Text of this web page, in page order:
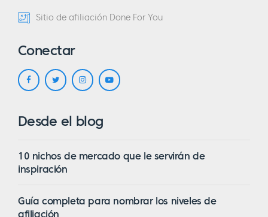
Sitio de afiliación Done For You
Conectar
Desde el blog
10 nichos de mercado que le servirán de
inspiración
Guía completa para nombrar los niveles de
afiliación